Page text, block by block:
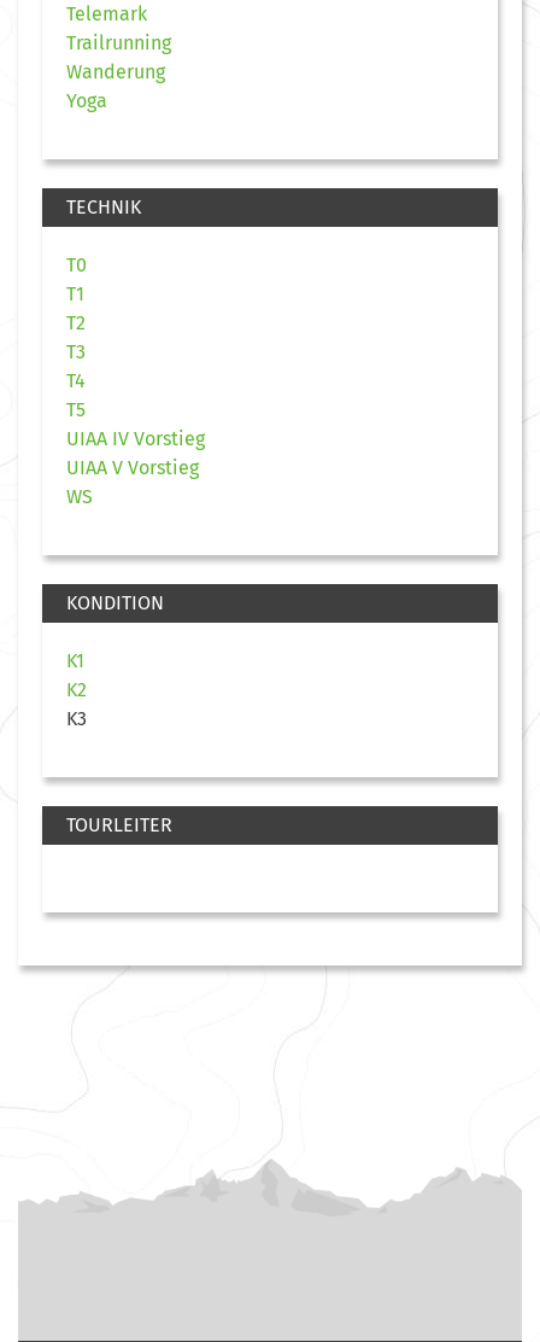
Telemark
Trailrunning
Wanderung
Yoga
TECHNIK
T0
T1
T2
T3
T4
T5
UIAA IV Vorstieg
UIAA V Vorstieg
WS
KONDITION
K1
K2
K3
TOURLEITER